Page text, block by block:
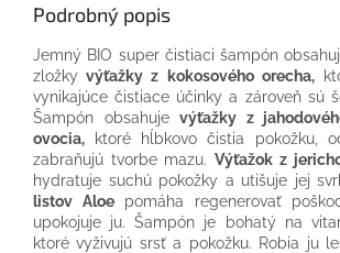
Podrobný popis
Jemný BIO super čistiaci šampón
zložky výťažky z kokosového orecha,
vynikajúce čistiace účinky a zároveň sú
Šampón obsahuje výťažky z
ovocia, ktoré hĺbkovo čistia pokožku,
zabraňujú tvorbe mazu.Výťažok z
hydratuje suchú pokožky a utišuje jej
listov Aloepomáha regenerovať
upokojuje ju. Šampón je bohatý na
ktoré vyživujú srsť a pokožku. Robia ju